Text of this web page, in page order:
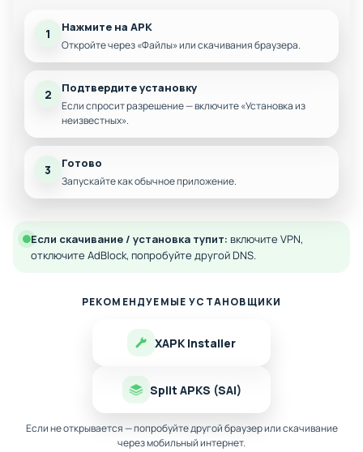
1 Нажмите на APK
Откройте через «Файлы» или скачивания браузера.
2 Подтвердите установку
Если спросит разрешение — включите «Установка из
неизвестных».
3 Готово
Запускайте как обычное приложение.
Если скачивание / установка тупит: включите VPN,
отключите AdBlock, попробуйте другой DNS.
РЕКОМЕНДУЕМЫЕ УСТАНОВЩИКИ
XAPK Installer
Split APKS (SAI)
Если не открывается — попробуйте другой браузер или скачивание
через мобильный интернет.